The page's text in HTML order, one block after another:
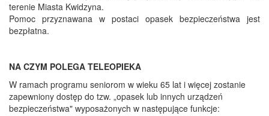
terenie Miasta Kwidzyna.
Pomoc przyznawana w postaci opasek bezpieczeństwa jest
bezpłatna.
NA CZYM POLEGA TELEOPIEKA
W ramach programu seniorom w wieku 65 lat i więcej zostanie
zapewniony dostęp do tzw. „opasek lub innych urządzeń
bezpieczeństwa" wyposażonych w następujące funkcje: